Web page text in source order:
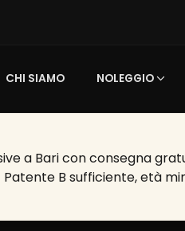
CHI SIAMO NOLEGGIO
a Bari con consegna
B sufficiente, età